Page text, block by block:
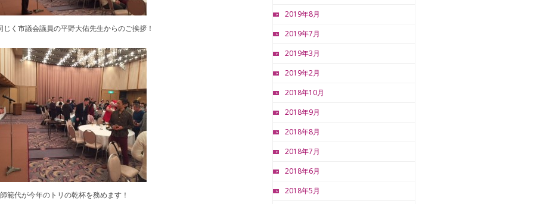
じく市議会議員の平野大佑先生からのご挨拶！
範代が今年のトリの乾杯を務めます！
2019年8月
2019年7月
2019年3月
2019年2月
2018年10月
2018年9月
2018年8月
2018年7月
2018年6月
2018年5月